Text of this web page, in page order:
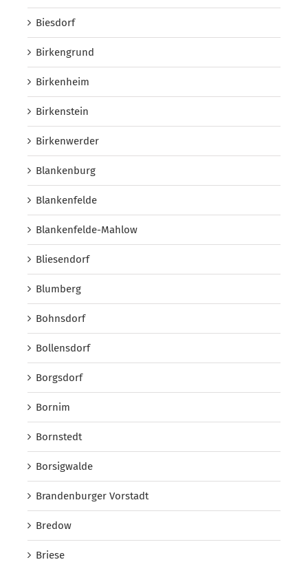
Biesdorf
Birkengrund
Birkenheim
Birkenstein
Birkenwerder
Blankenburg
Blankenfelde
Blankenfelde-Mahlow
Bliesendorf
Blumberg
Bohnsdorf
Bollensdorf
Borgsdorf
Bornim
Bornstedt
Borsigwalde
Brandenburger Vorstadt
Bredow
Briese